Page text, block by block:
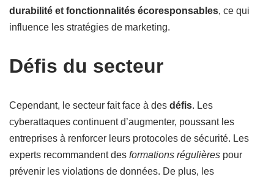
durabilité et fonctionnalités écoresponsables, ce qui
influence les stratégies de marketing.
Défis du secteur
Cependant, le secteur fait face à des défis. Les
cyberattaques continuent d’augmenter, poussant les
entreprises à renforcer leurs protocoles de sécurité. Les
experts recommandent des formations régulières pour
prévenir les violations de données. De plus, les